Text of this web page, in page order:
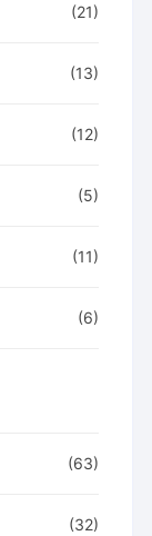
(21)
(13)
(12)
(5)
(11)
(6)
(63)
(32)